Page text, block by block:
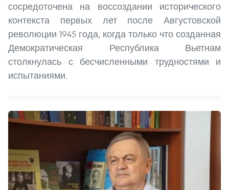
сосредоточена на воссоздании исторического
контекста первых лет после Августовской
революции 1945 года, когда только что созданная
Демократическая Республика Вьетнам
столкнулась с бесчисленными трудностями и
испытаниями.